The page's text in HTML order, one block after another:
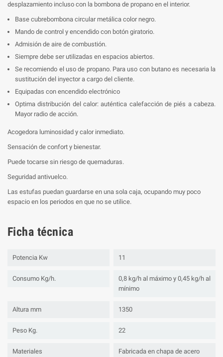
desplazamiento incluso con la bombona de propano en el interior.
Base cubrebombona circular metálica color negro.
Mando de control y encendido con botón giratorio.
Admisión de aire de combustión.
Siempre debe ser utilizadas en espacios abiertos.
Se recomiendo el uso de propano. Para uso con butano es necesaria la
sustitución del inyector a cargo del cliente.
Equipadas con encendido electrónico
Optima distribución del calor: auténtica calefacción de piés a cabeza.
Mayor radio de acción.
Acogedora luminosidad y calor inmediato.
Sensación de confort y bienestar.
Puede tocarse sin riesgo de quemaduras.
Seguridad antivuelco.
Las estufas puedan guardarse en una sola caja, ocupando muy poco
espacio en los periodos en que no se utilice.
Ficha técnica
Potencia Kw 11
Consumo Kg/h.
0,8 kg/h al máximo y 0,45 kg/h al
mínimo
Altura mm 1350
Peso Kg. 22
Materiales Fabricada en chapa de acero